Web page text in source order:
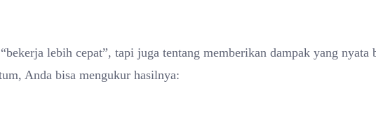
lebih cepat”, tapi juga tentang memberikan dampak yang nyata
Anda bisa mengukur hasilnya: